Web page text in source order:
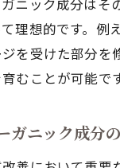
ニック成分は
理想的です。
を受けた部分
むことが可能で
ガニック成分